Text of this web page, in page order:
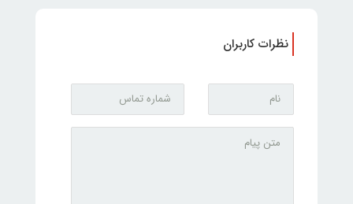
نظرات کاربران